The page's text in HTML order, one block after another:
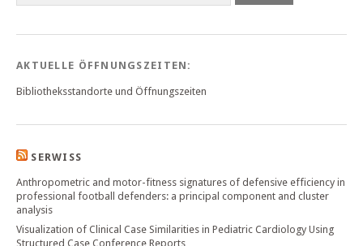
AKTUELLE ÖFFNUNGSZEITEN:
Bibliotheksstandorte und Öffnungszeiten
SERWISS
Anthropometric and motor-fitness signatures of defensive efficiency in
professional football defenders: a principal component and cluster
analysis
Visualization of Clinical Case Similarities in Pediatric Cardiology Using
Structured Case Conference Reports